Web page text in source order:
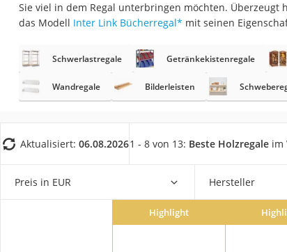
Duschkopf
Bettgitter
Topper 100 x
Matratze 90 x
Sie viel in dem Regal unterbringen möchten. Überzeugt
das Modell Inter Link Bücherregal* mit seinen
Schwerlastregale Getränkekistenregale
Wandregale Bilderleisten
Aktualisiert: 06.08.20261 - 8 von 13: Beste Holzregale im
Preis in EUR Hersteller
Highlight